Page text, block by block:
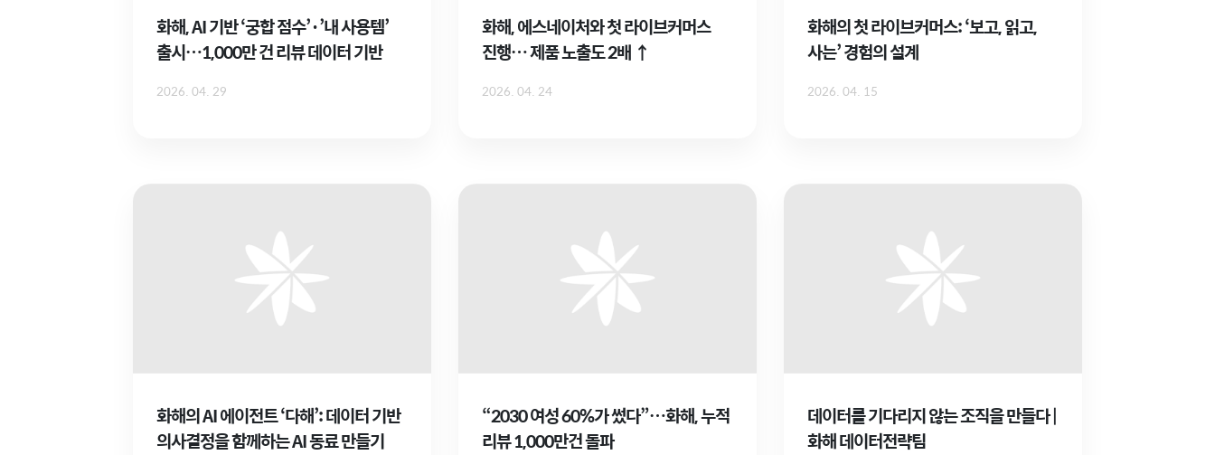
화해, AI 기반 ‘궁합 점수’·’내 사용템’
출시…1,000만 건 리뷰 데이터 기반
2026. 04. 29
화해, 에스네이처와 첫 라이브커머스
진행… 제품 노출도 2배 ↑
2026. 04. 24
화해의 첫 라이브커머스: ‘보고, 읽고,
사는’ 경험의 설계
2026. 04. 15
화해의 AI 에이전트 ‘다해’: 데이터 기반
의사결정을 함께하는 AI 동료 만들기
“2030 여성 60%가 썼다”…화해, 누적
리뷰 1,000만건 돌파
데이터를 기다리지 않는 조직을 만들다 |
화해 데이터전략팀